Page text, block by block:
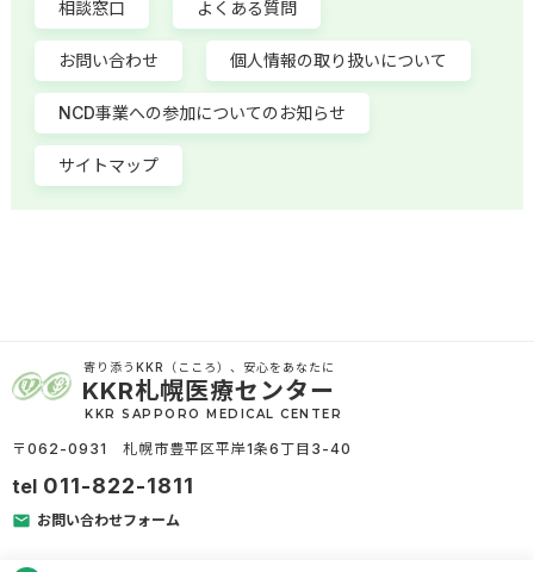
相談窓口 よくある質問
お問い合わせ 個人情報の取り扱いについて
NCD事業への参加についてのお知らせ
サイトマップ
寄り添うKKR（こころ）、安心をあなたに
KKR札幌医療センター
KKR SAPPORO MEDICAL CENTER
〒062-0931 札幌市豊平区平岸1条6丁目3-40
tel 011-822-1811
お問い合わせフォーム